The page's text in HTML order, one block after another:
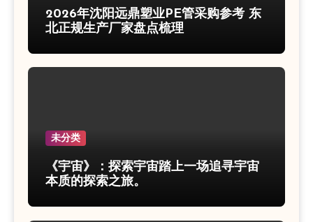
2026年沈阳远鼎塑业PE管采购参考 东
北正规生产厂家盘点梳理
未分类
《宇宙》：探索宇宙踏上一场追寻宇宙
本质的探索之旅。